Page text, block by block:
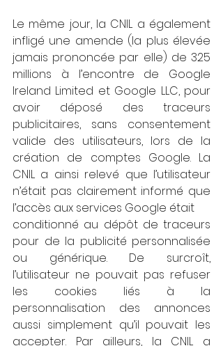
Le même jour, la CNIL a également
infligé une amende (la plus élevée
jamais prononcée par elle) de 325
millions à l’encontre de Google
Ireland Limited et Google LLC, pour
avoir déposé des traceurs
publicitaires, sans consentement
valide des utilisateurs, lors de la
création de comptes Google. La
CNIL a ainsi relevé que l’utilisateur
n’était pas clairement informé que
l’accès aux services Google était
conditionné au dépôt de traceurs
pour de la publicité personnalisée
ou générique. De surcroît,
l’utilisateur ne pouvait pas refuser
les cookies liés à la
personnalisation des annonces
aussi simplement qu’il pouvait les
accepter. Par ailleurs, la CNIL a